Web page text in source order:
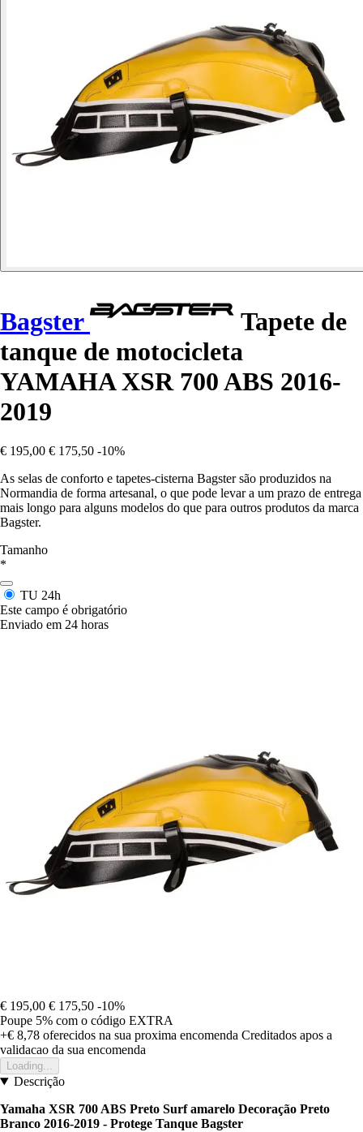
Bagster
Tapete de
tanque de motocicleta
YAMAHA XSR 700 ABS 2016-
2019
€ 195,00 € 175,50 -10%
As selas de conforto e tapetes-cisterna Bagster são produzidos na
Normandia de forma artesanal, o que pode levar a um prazo de entrega
mais longo para alguns modelos do que para outros produtos da marca
Bagster.
Tamanho
*
TU 24h
Este campo é obrigatório
Enviado em 24 horas
€ 195,00 € 175,50 -10%
Poupe 5% com o código EXTRA
+€ 8,78 oferecidos na sua proxima encomenda Creditados apos a
validacao da sua encomenda
Loading...
Descrição
Yamaha XSR 700 ABS Preto Surf amarelo Decoração Preto
Branco 2016-2019 - Protege Tanque Bagster